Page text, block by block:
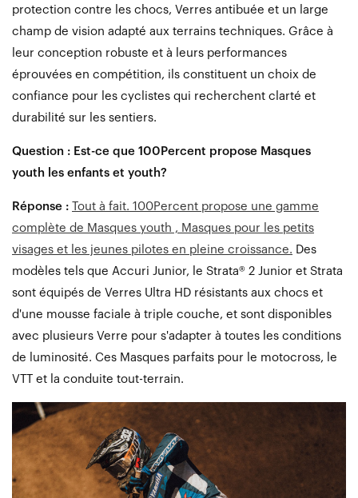
protection contre les chocs, Verres antibuée et un large
champ de vision adapté aux terrains techniques. Grâce à
leur conception robuste et à leurs performances
éprouvées en compétition, ils constituent un choix de
confiance pour les cyclistes qui recherchent clarté et
durabilité sur les sentiers.
Question : Est-ce que 100Percent propose Masques
youth les enfants et youth?
Réponse :
Tout à fait. 100Percent propose une gamme
complète de Masques youth , Masques pour les petits
visages et les jeunes pilotes en pleine croissance. Des
modèles tels que Accuri Junior, le Strata® 2 Junior et Strata
sont équipés de Verres Ultra HD résistants aux chocs et
d'une mousse faciale à triple couche, et sont disponibles
avec plusieurs Verre pour s'adapter à toutes les conditions
de luminosité. Ces Masques parfaits pour le motocross, le
VTT et la conduite tout-terrain.